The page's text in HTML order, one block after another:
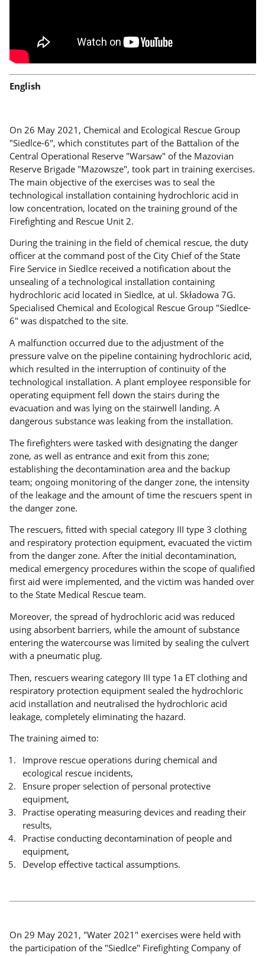
English
On 26 May 2021, Chemical and Ecological Rescue Group
"Siedlce-6", which constitutes part of the Battalion of the
Central Operational Reserve "Warsaw" of the Mazovian
Reserve Brigade "Mazowsze", took part in training exercises.
The main objective of the exercises was to seal the
technological installation containing hydrochloric acid in
low concentration, located on the training ground of the
Firefighting and Rescue Unit 2.
During the training in the field of chemical rescue, the duty
officer at the command post of the City Chief of the State
Fire Service in Siedlce received a notification about the
unsealing of a technological installation containing
hydrochloric acid located in Siedlce, at ul. Składowa 7G.
Specialised Chemical and Ecological Rescue Group "Siedlce-
6" was dispatched to the site.
A malfunction occurred due to the adjustment of the
pressure valve on the pipeline containing hydrochloric acid,
which resulted in the interruption of continuity of the
technological installation. A plant employee responsible for
operating equipment fell down the stairs during the
evacuation and was lying on the stairwell landing. A
dangerous substance was leaking from the installation.
The firefighters were tasked with designating the danger
zone, as well as entrance and exit from this zone;
establishing the decontamination area and the backup
team; ongoing monitoring of the danger zone, the intensity
of the leakage and the amount of time the rescuers spent in
the danger zone.
The rescuers, fitted with special category III type 3 clothing
and respiratory protection equipment, evacuated the victim
from the danger zone. After the initial decontamination,
medical emergency procedures within the scope of qualified
first aid were implemented, and the victim was handed over
to the State Medical Rescue team.
Moreover, the spread of hydrochloric acid was reduced
using absorbent barriers, while the amount of substance
entering the watercourse was limited by sealing the culvert
with a pneumatic plug.
Then, rescuers wearing category III type 1a ET clothing and
respiratory protection equipment sealed the hydrochloric
acid installation and neutralised the hydrochloric acid
leakage, completely eliminating the hazard.
The training aimed to:
Improve rescue operations during chemical and
ecological rescue incidents,
Ensure proper selection of personal protective
equipment,
Practise operating measuring devices and reading their
results,
Practise conducting decontamination of people and
equipment,
Develop effective tactical assumptions.
On 29 May 2021, "Water 2021" exercises were held with
the participation of the "Siedlce" Firefighting Company of